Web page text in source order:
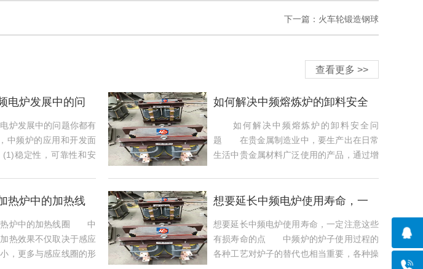
下一篇：火车轮锻造钢球
查看更多 >>
电炉发展中的问
炉发展中的问题你都有
频炉的应用和开发面
稳定性，可靠性和安
如何解决中频熔炼炉的卸料安全
问题
如何解决中频熔炼炉的卸料安全问
题 在贵金属制造业中，要生产出在日常
生活中贵金属材料广泛使用的产品，通过增
热炉中的加热线
热炉中的加热线圈 中
热效果不仅取决于感应
，更多与感应线圈的形
想要延长中频电炉使用寿命，一
定注意这些有
想要延长中频电炉使用寿命，一定注意这些
有损寿命的点 中频炉的炉子使用过程的
各种工艺对炉子的替代也相当重要，各种操